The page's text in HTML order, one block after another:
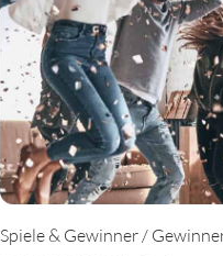
Spiele & Gewinner /